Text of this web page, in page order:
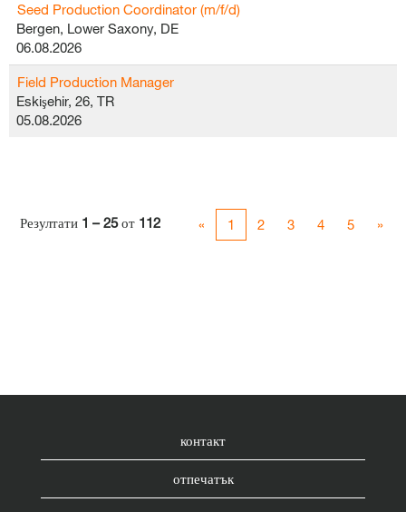
Seed Production Coordinator (m/f/d)
Bergen, Lower Saxony, DE
06.08.2026
Field Production Manager
Eskişehir, 26, TR
05.08.2026
Резултати 1 – 25от 112 « 1 2 3 4 5 »
контакт
отпечатък